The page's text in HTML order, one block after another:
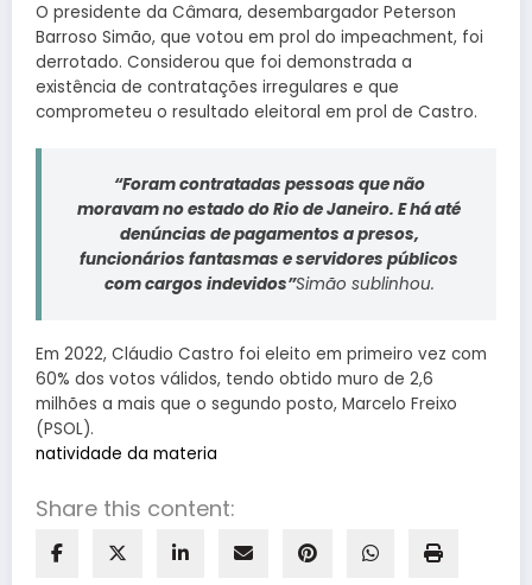
O presidente da Câmara, desembargador Peterson
Barroso Simão, que votou em prol do impeachment, foi
derrotado. Considerou que foi demonstrada a
existência de contratações irregulares e que
comprometeu o resultado eleitoral em prol de Castro.
“Foram contratadas pessoas que não
moravam no estado do Rio de Janeiro. E há até
denúncias de pagamentos a presos,
funcionários fantasmas e servidores públicos
com cargos indevidos”Simão sublinhou.
Em 2022, Cláudio Castro foi eleito em primeiro vez com
60% dos votos válidos, tendo obtido muro de 2,6
milhões a mais que o segundo posto, Marcelo Freixo
(PSOL).
natividade da materia
Share this content: